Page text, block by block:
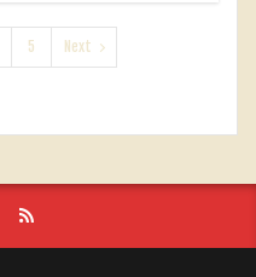
5 Next